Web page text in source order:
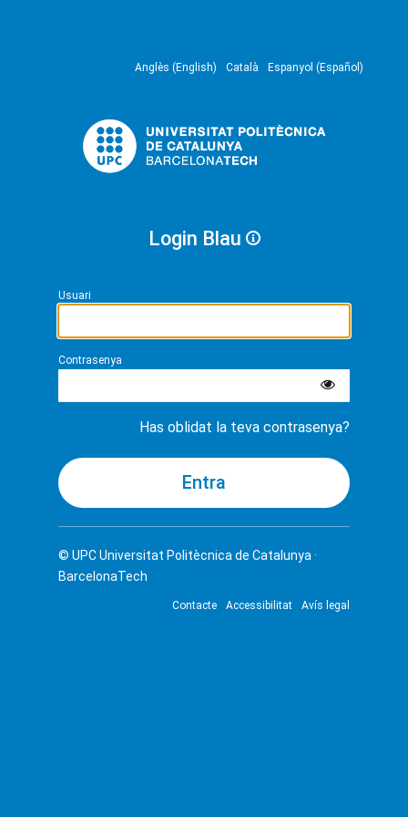
Anglès (English) Català Espanyol (Español)
Login Blau
Usuari
Contrasenya
Has oblidat la teva contrasenya?
© UPCUniversitat Politècnica de Catalunya ·
BarcelonaTech
Contacte Accessibilitat Avís legal